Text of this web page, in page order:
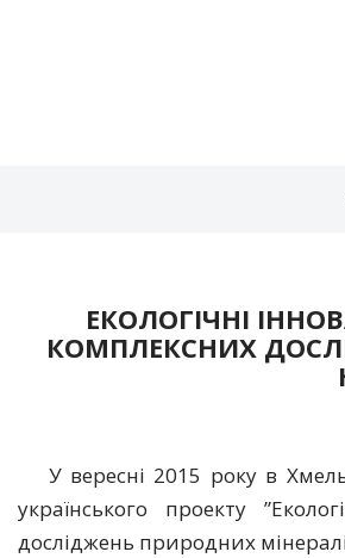
ЕКОЛОГІЧНІ
КОМПЛЕКСНИХ
У вересні 2015 року в
українського проекту
досліджень природних